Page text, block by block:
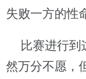
失败一方的性
比赛进行到
然万分不愿，